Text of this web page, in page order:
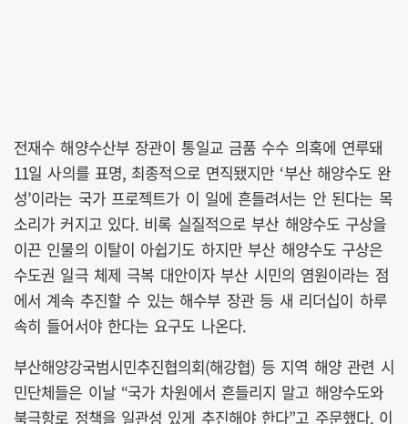
전재수 해양수산부 장관이 통일교 금품 수수 의혹에 연루돼
11일 사의를 표명, 최종적으로 면직됐지만 ‘부산 해양수도 완
성’이라는 국가 프로젝트가 이 일에 흔들려서는 안 된다는 목
소리가 커지고 있다. 비록 실질적으로 부산 해양수도 구상을
이끈 인물의 이탈이 아쉽기도 하지만 부산 해양수도 구상은
수도권 일극 체제 극복 대안이자 부산 시민의 염원이라는 점
에서 계속 추진할 수 있는 해수부 장관 등 새 리더십이 하루
속히 들어서야 한다는 요구도 나온다.
부산해양강국범시민추진협의회(해강협) 등 지역 해양 관련 시
민단체들은 이날 “국가 차원에서 흔들리지 말고 해양수도와
북극항로 정책을 일관성 있게 추진해야 한다”고 주문했다. 이